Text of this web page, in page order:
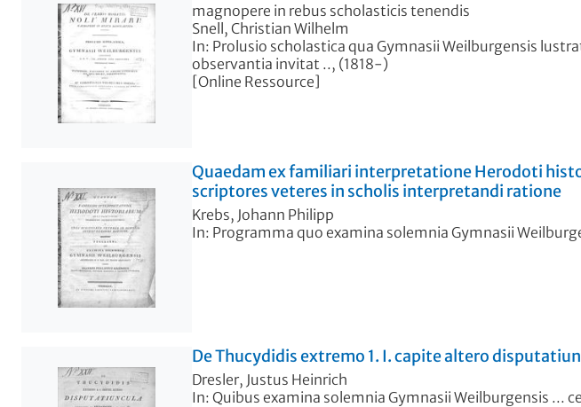
magnopere in rebus scholasticis tenendis
Snell, Christian Wilhelm
In: Prolusio scholastica qua Gymnasii Weilburgensis
observantia invitat .., (1818-)
[Online Ressource]
Quaedam ex familiari interpretatione Herodoti
scriptores veteres in scholis interpretandi ratione
Krebs, Johann Philipp
In: Programma quo examina solemnia Gymnasii
De Thucydidis extremo 1. I. capite altero
Dresler, Justus Heinrich
In: Quibus examina solemnia Gymnasii Weilburgensis ...